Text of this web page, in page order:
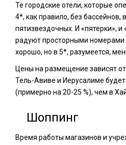
Те городские отели, которые
4*, как правило, без бассейнов,
пятизвездочных. И «пятерки», и
радуют просторными
хорошо, но в 5*, разумеется,
Цены на размещение зависят
Тель-Авиве и Иерусалиме
(примерно на 20-25 %), чем в
Шоппинг
Время работы магазинов и